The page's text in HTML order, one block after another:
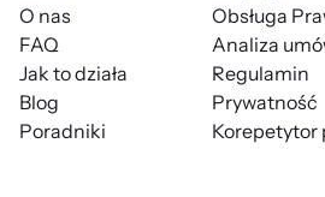
O nas
FAQ
Jak to działa
Blog
Poradniki
Regulamin
Analiza
Korepetytor
Prywatność
Obsługa